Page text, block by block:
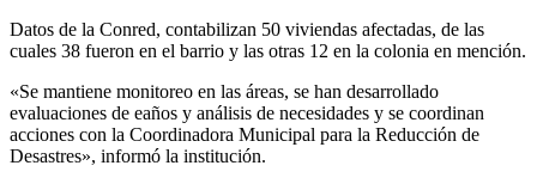
Datos de la Conred, contabilizan 50 viviendas afectadas, de las
cuales 38 fueron en el barrio y las otras 12 en la colonia en mención.
«Se mantiene monitoreo en las áreas, se han desarrollado
evaluaciones de eaños y análisis de necesidades y se coordinan
acciones con la Coordinadora Municipal para la Reducción de
Desastres», informó la institución.